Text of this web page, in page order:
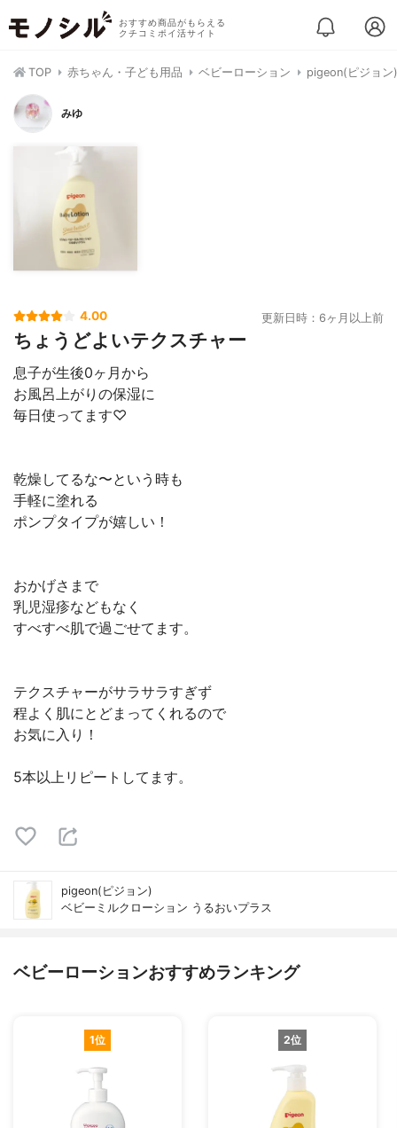
おすすめ商品がもらえる
クチコミポイ活サイト
TOP 赤ちゃん・子ども用品 ベビーローション pigeon(ピジョン
みゆ
4.00 更新日時：6ヶ月以上前
ちょうどよいテクスチャー
息子が生後0ヶ月から
お風呂上がりの保湿に
毎日使ってます♡
乾燥してるな〜という時も
手軽に塗れる
ポンプタイプが嬉しい！
おかげさまで
乳児湿疹などもなく
すべすべ肌で過ごせてます。
テクスチャーがサラサラすぎず
程よく肌にとどまってくれるので
お気に入り！
5本以上リピートしてます。
pigeon(ピジョン)
ベビーミルクローション うるおいプラス
ベビーローションおすすめランキング
1位 2位